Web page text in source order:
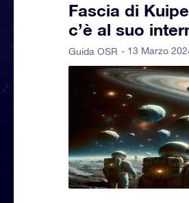
Fascia di
c’è al suo
Guida OSR - 13 Marzo